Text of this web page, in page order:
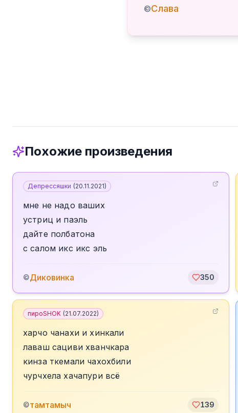
©Слава
Похожие произведения
Депрессяшки (20.11.2021)
мне не надо ваших
устриц и паэль
дайте полбатона
с салом икс икс эль
©Диковинка 350
пироSHOK (21.07.2022)
харчо чанахи и хинкали
лаваш сациви хванчкара
кинза ткемали чахохбили
чурчхела хачапури всё
©тамтамыч 139